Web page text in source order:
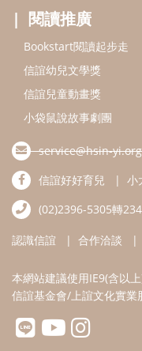
閱讀推廣
Bookstart閱讀起步走
信誼幼兒文學獎
信誼兒童動畫獎
小袋鼠說故事劇團
service@hsin-
信誼好好育兒
小
(02)2396-5305轉
認識信誼 合作洽談
本網站建議使用IE9(含以
信誼基金會/上誼文化實